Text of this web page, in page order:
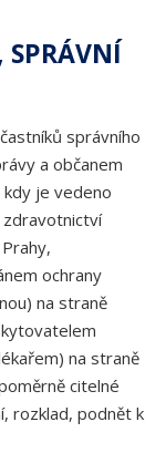
SPRÁVNÍ
správního
a občanem
je vedeno
zdravotnictví
ochrany
na straně
na straně
citelné
rozklad, podnět k